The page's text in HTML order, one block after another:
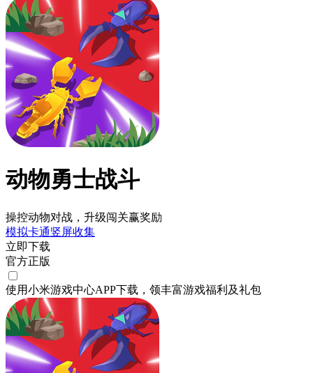
动物勇士战斗
操控动物对战，升级闯关赢奖励
模拟卡通竖屏收集
立即下载
官方正版
使用小米游戏中心APP下载 ，领丰富游戏福利 及礼包